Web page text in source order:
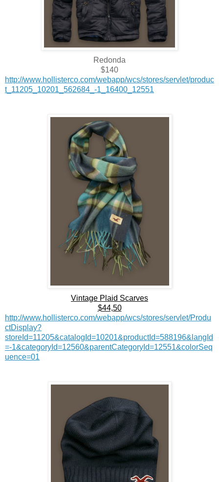
Redonda
$140
http://www.hollisterco.com/webapp/wcs/stores/servlet/produc
t_11205_10201_562684_-1_16400_12551
Vintage Plaid Scarves
$44,50
http://www.hollisterco.com/webapp/wcs/stores/servlet/Produ
ctDisplay?
storeId=11205&catalogId=10201&productId=588196&langId
=-1&categoryId=12560&parentCategoryId=12551&colorSeq
uence=01